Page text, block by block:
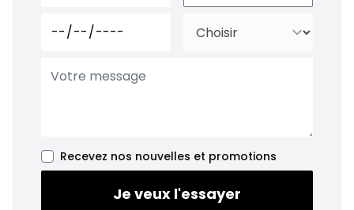
Recevez nos nouvelles et promotions
Je veux l'essayer